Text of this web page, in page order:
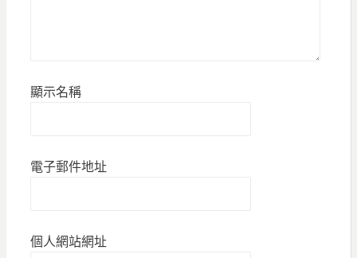
顯示名稱
電子郵件地址
個人網站網址